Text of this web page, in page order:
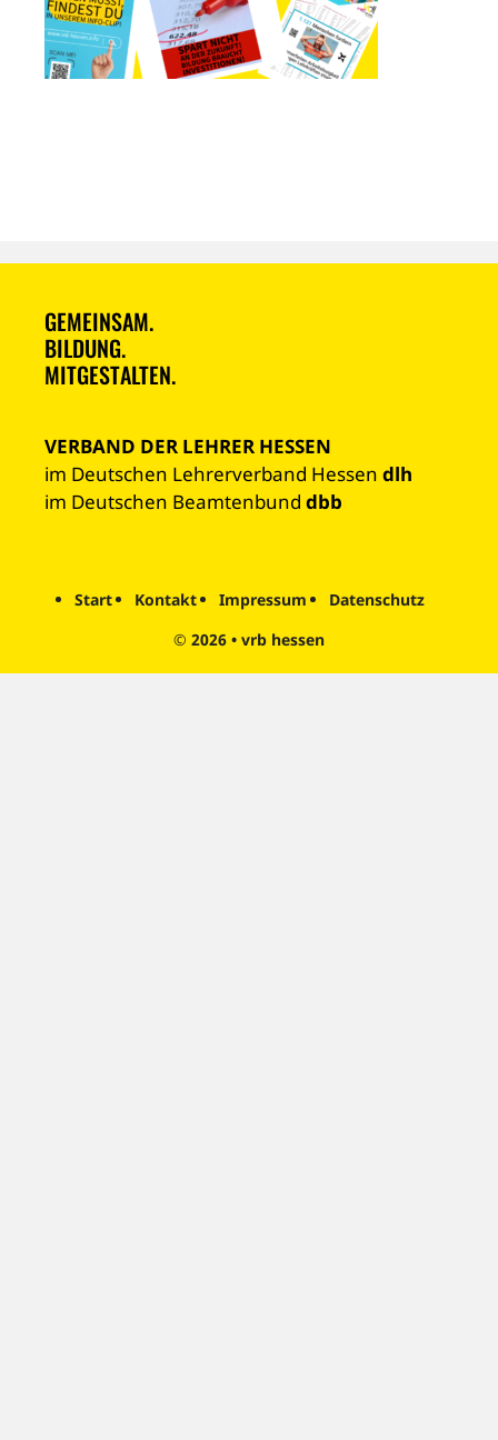
GEMEINSAM.
BILDUNG.
MITGESTALTEN.
VERBAND DER LEHRER HESSEN
im Deutschen Lehrerverband Hessen dlh
im Deutschen Beamtenbund dbb
Start Kontakt Impressum
Datenschutz
© 2026 • vrb hessen